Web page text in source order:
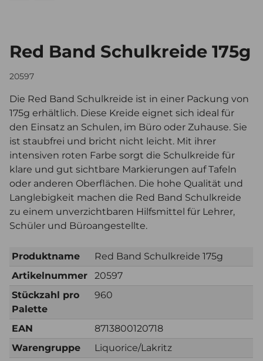
Red Band Schulkreide 175g
20597
Die Red Band Schulkreide ist in einer Packung von
175g erhältlich. Diese Kreide eignet sich ideal für
den Einsatz an Schulen, im Büro oder Zuhause. Sie
ist staubfrei und bricht nicht leicht. Mit ihrer
intensiven roten Farbe sorgt die Schulkreide für
klare und gut sichtbare Markierungen auf Tafeln
oder anderen Oberflächen. Die hohe Qualität und
Langlebigkeit machen die Red Band Schulkreide
zu einem unverzichtbaren Hilfsmittel für Lehrer,
Schüler und Büroangestellte.
Produktname
Red Band Schulkreide 175g
Artikelnummer
20597
Stückzahl pro
Palette
960
EAN
8713800120718
Warengruppe
Liquorice/Lakritz